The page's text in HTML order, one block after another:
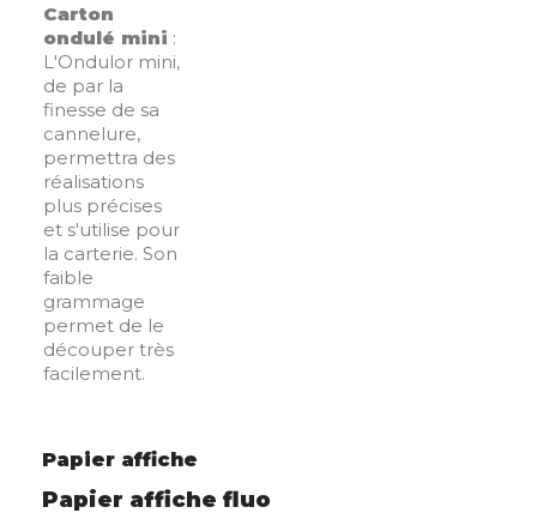
Carton
ondulé mini :
L'Ondulor mini,
de par la
finesse de sa
cannelure,
permettra des
réalisations
plus précises
et s'utilise pour
la carterie. Son
faible
grammage
permet de le
découper très
facilement.
Papier affiche
Papier affiche fluo